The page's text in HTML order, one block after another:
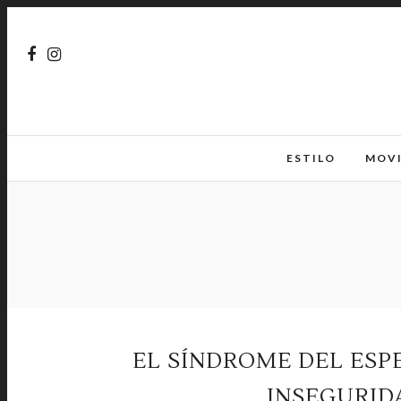
ESTILO
EL SÍNDROME DEL